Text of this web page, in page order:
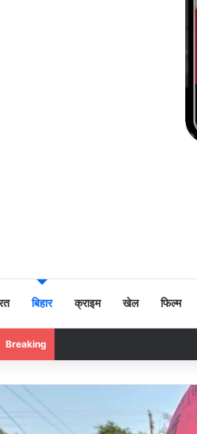
बिहार क्राइम खेल फिल्म
Breaking